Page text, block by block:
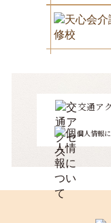
交通ア
個人情報